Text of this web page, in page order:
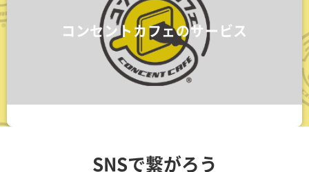
コンセントカフェのサービス
SNSで繋がろう